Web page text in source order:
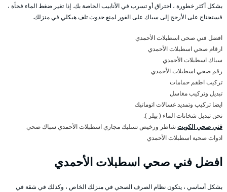
بشكل أكثر خطورة ، اختراق أو تسرب في الأنابيب الخاصة بك. إذا تغير ضغط الماء فجأة ،
فستحتاج على الأرجح إلى سباك على الفور لمنع حدوث تلف هيكلي في منزلك.
افضل فني صحى اسطبلات الأحمدي
ارقام صحي اسطبلات الأحمدي
سباك اسطبلات الأحمدي
رقم صحي اسطبلات الأحمدي
تركيب اطقم حمامات
تبديل وتركيب مغاسل
ايضا تركيب وتمديد غسالات اتوماتيك
نحن تبديل شخانات الماء ( بيلر ).
فني صحي الكويت شاطر ورخيص تسليك مجاري اسطبلات الأحمدي سباك صحي
ادوات صحية اسطبلات الأحمدي
افضل فني صحي اسطبلات الأحمدي
بشكل أساسي ، يتكون نظام الصرف الصحي في منزلك الخاص ، وكذلك في شقة في